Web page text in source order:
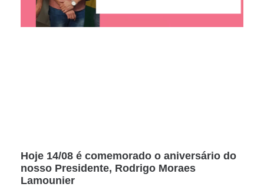
Hoje 14/08 é comemorado o aniversário do
nosso Presidente, Rodrigo Moraes
Lamounier